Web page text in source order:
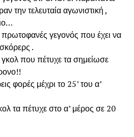
την τελευταία αγωνιστική ,
γεγονός που έχει να
.
που πέτυχε τα σημείωσε
φορές μέχρι το 25’ του α’
τα πέτυχε στο α’ μέρος σε 20